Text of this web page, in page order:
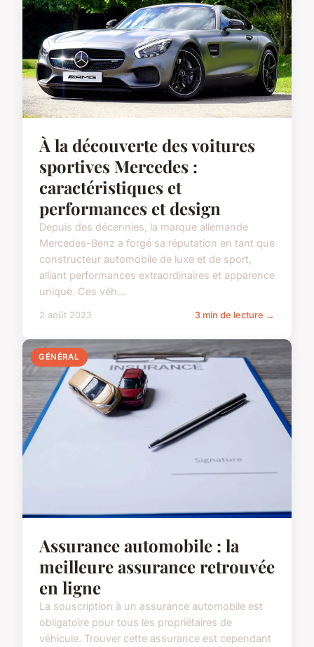
À la découverte des voitures
sportives Mercedes :
caractéristiques et
performances et design
Depuis des décennies, la marque allemande
Mercedes-Benz a forgé sa réputation en tant que
constructeur automobile de luxe et de sport,
alliant performances extraordinaires et apparence
unique. Ces véh...
2 août 2023 3 min de lecture →
GÉNÉRAL
Assurance automobile : la
meilleure assurance retrouvée
en ligne
La souscription à un assurance automobile est
obligatoire pour tous les propriétaires de
véhicule. Trouver cette assurance est cependant